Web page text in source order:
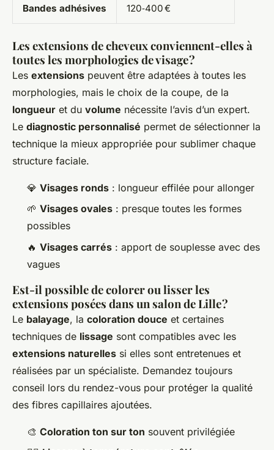
Bandes adhésives 120‑400 €
Les extensions de cheveux conviennent-elles à
toutes les morphologies de visage ?
Les extensions peuvent être adaptées à toutes les
morphologies, mais le choix de la coupe, de la
longueur et du volume nécessite l’avis d’un expert.
Le diagnostic personnalisé permet de sélectionner la
technique la mieux appropriée pour sublimer chaque
structure faciale.
💎 Visages ronds : longueur effilée pour allonger
🌱 Visages ovales : presque toutes les formes
possibles
🔥 Visages carrés : apport de souplesse avec des
vagues
Est-il possible de colorer ou lisser les
extensions posées dans un salon de Lille ?
Le balayage, la coloration douce et certaines
techniques de lissage sont compatibles avec les
extensions naturelles si elles sont entretenues et
réalisées par un spécialiste. Demandez toujours
conseil lors du rendez-vous pour protéger la qualité
des fibres capillaires ajoutées.
🎨 Coloration ton sur ton souvent privilégiée